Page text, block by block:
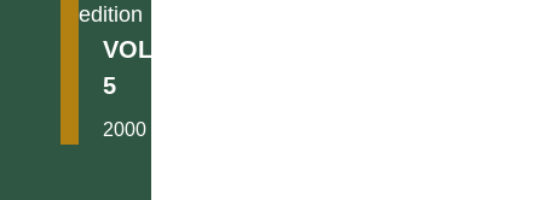
edition
VOL.
5
2000